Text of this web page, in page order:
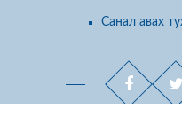
Санал авах